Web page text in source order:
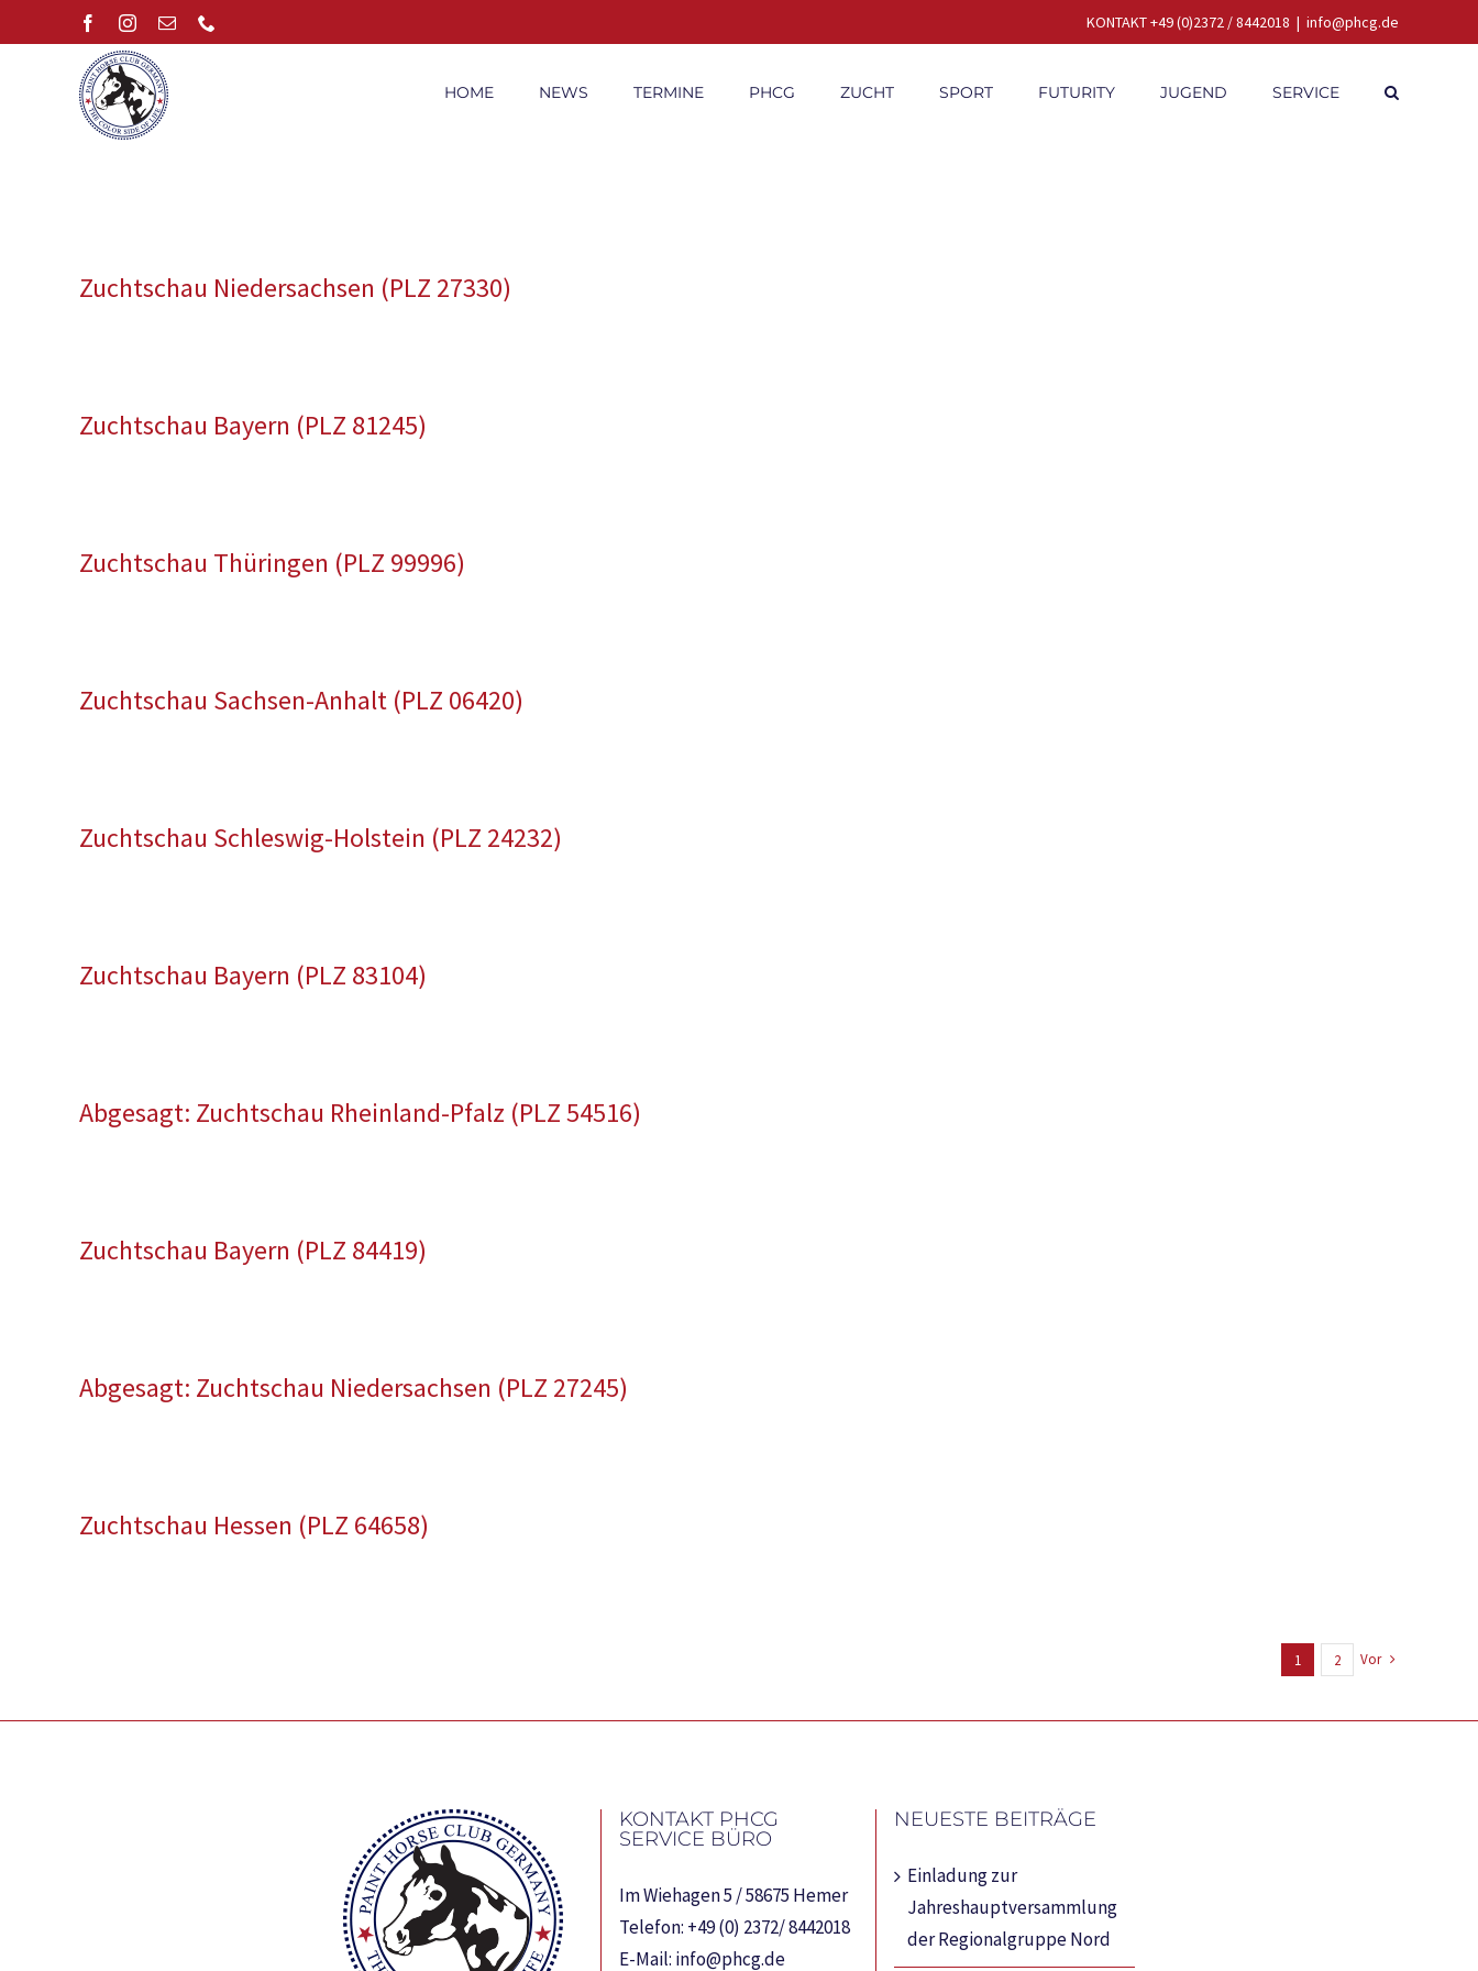
Inhalt
FacebookInstagram
E-
KONTAKT +49 (0)2372 / 8442018 | info@phcg.de
HOME NEWS TERMINE PHCG ZUCHT SPORT FUTURITY JUGEND SERVICE
Zuchtschau Niedersachsen (PLZ 27330)
Zuchtschau Bayern (PLZ 81245)
Zuchtschau Thüringen (PLZ 99996)
Zuchtschau Sachsen-Anhalt (PLZ 06420)
Zuchtschau Schleswig-Holstein (PLZ 24232)
Zuchtschau Bayern (PLZ 83104)
Abgesagt: Zuchtschau Rheinland-Pfalz (PLZ 54516)
Zuchtschau Bayern (PLZ 84419)
Abgesagt: Zuchtschau Niedersachsen (PLZ 27245)
Zuchtschau Hessen (PLZ 64658)
1 2 Vor
KONTAKT PHCG
SERVICE BÜRO
Im Wiehagen 5 / 58675 Hemer
Telefon: +49 (0) 2372/ 8442018
E-Mail: info@phcg.de
NEUESTE BEITRÄGE
Einladung zur
Jahreshauptversammlung
der Regionalgruppe Nord